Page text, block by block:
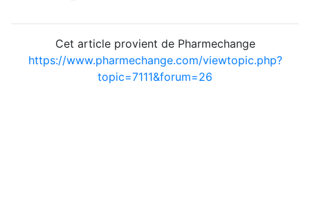
Cet article provient de Pharmechange
https://www.pharmechange.com/viewtopic.php?
topic=7111&forum=26